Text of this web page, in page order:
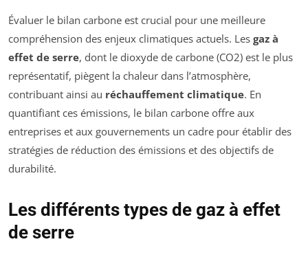
Évaluer le bilan carbone est crucial pour une meilleure
compréhension des enjeux climatiques actuels. Les gaz à
effet de serre, dont le dioxyde de carbone (CO2) est le plus
représentatif, piègent la chaleur dans l’atmosphère,
contribuant ainsi au réchauffement climatique. En
quantifiant ces émissions, le bilan carbone offre aux
entreprises et aux gouvernements un cadre pour établir des
stratégies de réduction des émissions et des objectifs de
durabilité.
Les différents types de gaz à effet
de serre